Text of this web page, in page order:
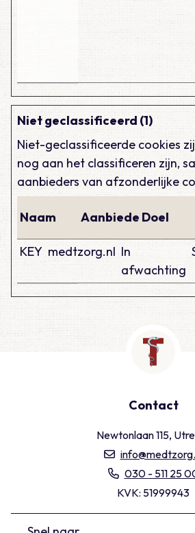
Niet geclassificeerd (1)
Niet-geclassificeerde cookies
nog aan het classificeren zijn,
aanbieders van afzonderlijke
Naam AanbiederDoel
KEY medtzorg.nl In
afwachting
Contact
Newtonlaan 115,
030 - 511 25
KVK: 51999943